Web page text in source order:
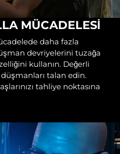
MÜCADELESİ
daha fazla
devriyelerini tuzağa
kullanın. Değerli
talan edin.
tahliye noktasına